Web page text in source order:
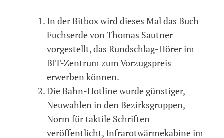
In der Bitbox wird dieses Mal das Buch
Fuchserde von Thomas Sautner
vorgestellt, das Rundschlag-Hörer im
BIT-Zentrum zum Vorzugspreis
erwerben können.
Die Bahn-Hotline wurde günstiger,
Neuwahlen in den Bezirksgruppen,
Norm für taktile Schriften
veröffentlicht, Infrarotwärmekabine im